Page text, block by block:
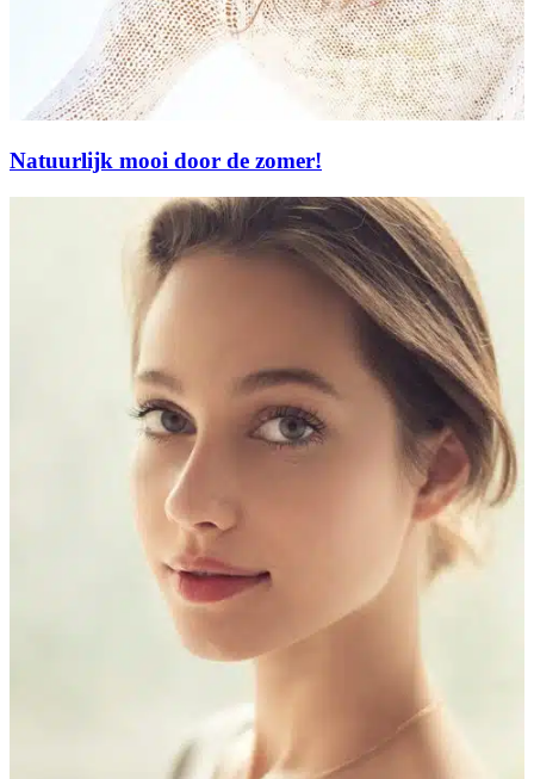
Natuurlijk mooi door de zomer!